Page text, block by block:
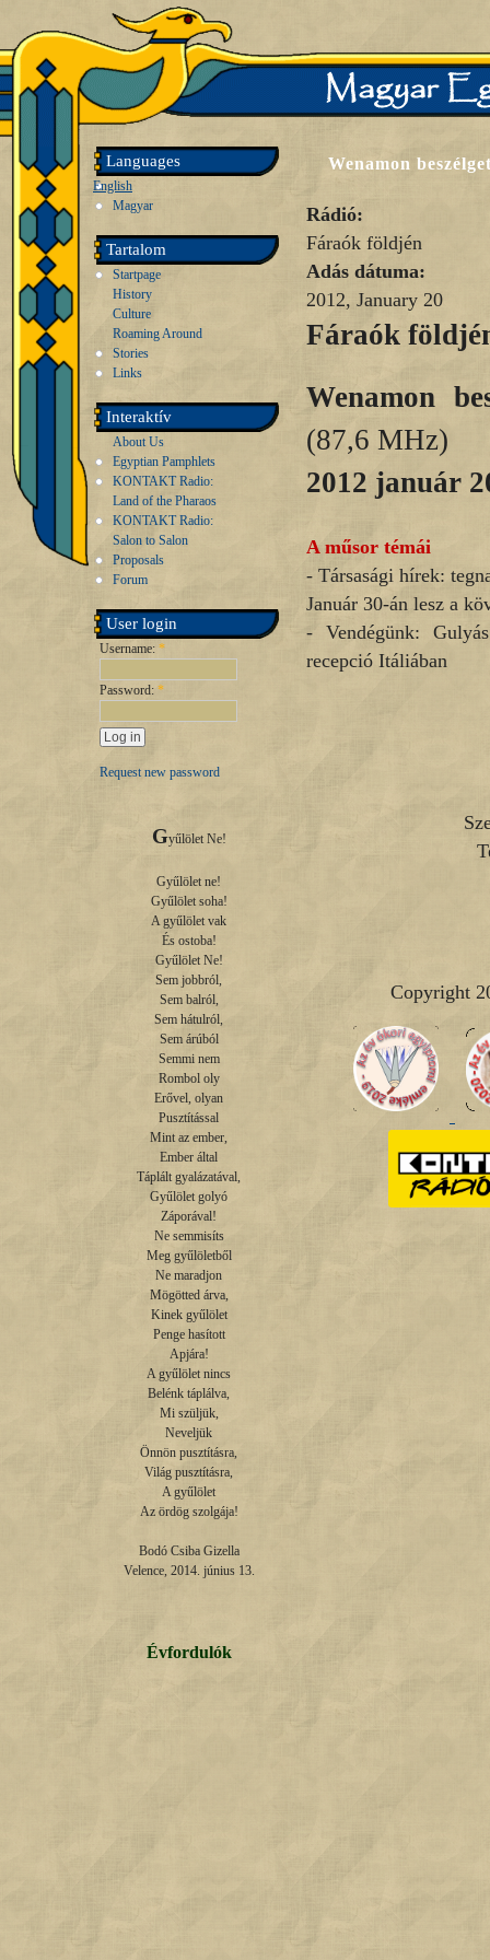
Languages
English
Magyar
Tartalom
Startpage
History
Culture
Roaming Around
Stories
Links
Interaktív
About Us
Egyptian Pamphlets
KONTAKT Radio:
Land of the Pharaos
KONTAKT Radio:
Salon to Salon
Proposals
Forum
User login
Username: *
Password: *
Request new password
Gyűlölet Ne!
Gyűlölet ne!
Gyűlölet soha!
A gyűlölet vak
És ostoba!
Gyűlölet Ne!
Sem jobbról,
Sem balról,
Sem hátulról,
Sem árúból
Semmi nem
Rombol oly
Erővel, olyan
Pusztítással
Mint az ember,
Ember által
Táplált gyalázatával,
Gyűlölet golyó
Záporával!
Ne semmisíts
Meg gyűlöletből
Ne maradjon
Mögötted árva,
Kinek gyűlölet
Penge hasított
Apjára!
A gyűlölet nincs
Belénk táplálva,
Mi szüljük,
Neveljük
Önnön pusztításra,
Világ pusztításra,
A gyűlölet
Az ördög szolgája!
Bodó Csiba Gizella
Velence, 2014. június 13.
Évfordulók
Wenamon
Rádió:
Fáraók földjén
Adás dátuma:
2012, January 20
Fáraók
Wenamon
(87,6 MHz)
2012 január
A műsor témái
- Társasági hírek:
Január 30-án lesz a
- Vendégünk:
recepció Itáliában
Copyright